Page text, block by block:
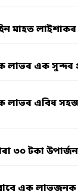
মাহত লাইশাকৰ
লাভৰ এক সুন্দৰ
লাভৰ এবিধ
৩০ টকা
এক